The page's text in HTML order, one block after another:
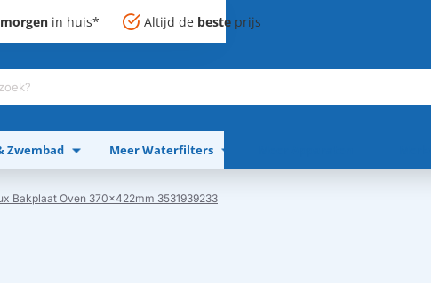
morgen in huis* Altijd de beste prijs
Zwembad Meer Waterfilters
Bakplaat Oven 370x422mm 3531939233